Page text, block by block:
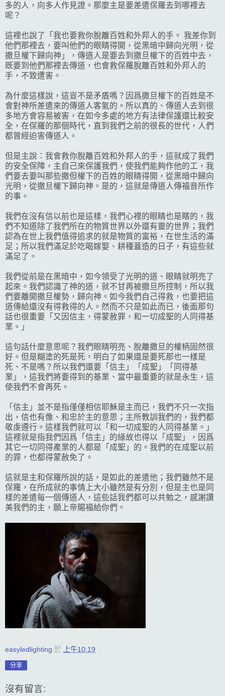
多的人，向多人作見證。那麼主是要差遣保羅去到哪裡去
呢？
這裡也說了「我也要救你脫離百姓和外邦人的手。 我差你到
他們那裡去，要叫他們的眼睛得開，從黑暗中歸向光明，從
撒旦權下歸向神」，傳道人是要去到撒旦權下的百姓中去，
既要到他們那裡去傳道，也會救保羅脫離百姓和外邦人的
手，不致遭害。
為什麼這樣說，這豈不是矛盾嗎？因爲撒旦權下的百姓是不
會對神所差遣來的傳道人客氣的。所以真的、傳道人去到很
多地方會容易被害，在如今多處的地方有法律保護還比較安
全，在保羅的那個時代，直到我們之前的很長的世代，人們
都曾經迫害傳道人。
但是主說：我會救你脫離百姓和外邦人的手，這就成了我們
的安全保障，主自己來保護我們，使我們能夠作他的工，我
們要去要叫那些撒但權下的百姓的眼睛得開，從黑暗中歸向
光明，從撒旦權下歸向神。是的，這就是傳道人傳福音所作
的事。
我們在沒有信以前也是這樣，我們心裡的眼睛也是瞎的，我
們不知道除了我們所在的物質世界以外還有靈的世界；我們
認為在世上我們值得追求的就是物質的富裕，在世生活的滿
足；所以我們滿足於吃喝嫁娶、耕種蓋造的日子，有這些就
滿足了。
我們從前是在黑暗中，如今領受了光明的道、眼睛就明亮了
起來。我們認識了神的道，就不甘再被撒旦所控制，所以我
們要離開撒旦權勢，歸向神。如今我們自己得救，也要把這
道傳給還沒有得救得的人。然而不只是如此而已，後面那句
話也很重要「又因信主，得蒙赦罪，和一切成聖的人同得基
業。」
這句話什麼意思呢？我們眼睛明亮、脫離撒旦的權柄固然很
好。但是糊塗的死是死，明白了如果還是要死那也一樣是
死、不是嗎？所以我們還要「信主」「成聖」「同得基
業」，這我們將要得到的基業、當中最重要的就是永生，這
使我們不會再死。
「信主」並不是指僅僅相信耶穌是主而已，我們不只一次指
出，信也有像、和忠於主的意思；主所教訓我們的，我們都
敬虔遵行。這樣我們就可以「和一切成聖的人同得基業。」
這裡就是指我們因爲「信主」的緣故也得以「成聖」，因爲
其它一切同得產業的人都是「成聖」的。我們的在成聖以前
的罪，也都得蒙赦免了。
這就是主和保羅所說的話，是如此的差遣他；我們雖然不是
保羅，在所成就的事情上大小雖然是有分別，但是主也是同
樣的差遣每一個傳道人，這些話我們都可以共勉之，感謝讚
美我們的主，願上帝賜福給你們。
easyledlighting 於 上午10:19
分享
沒有留言: